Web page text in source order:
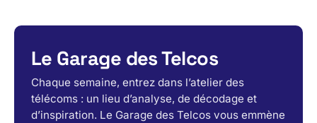
Le Garage des Telcos
Chaque semaine, entrez dans l’atelier des
télécoms : un lieu d’analyse, de décodage et
d’inspiration. Le Garage des Telcos vous emmène